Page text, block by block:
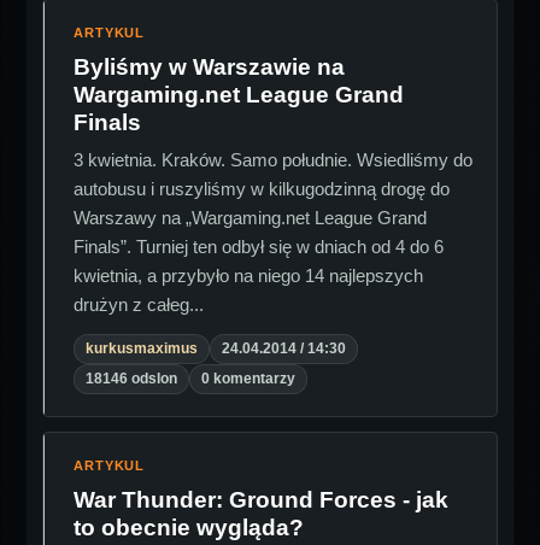
ARTYKUL
Byliśmy w Warszawie na
Wargaming.net League Grand
Finals
3 kwietnia. Kraków. Samo południe. Wsiedliśmy do
autobusu i ruszyliśmy w kilkugodzinną drogę do
Warszawy na „Wargaming.net League Grand
Finals”. Turniej ten odbył się w dniach od 4 do 6
kwietnia, a przybyło na niego 14 najlepszych
drużyn z całeg...
kurkusmaximus
24.04.2014 / 14:30
18146 odslon
0 komentarzy
ARTYKUL
War Thunder: Ground Forces - jak
to obecnie wygląda?